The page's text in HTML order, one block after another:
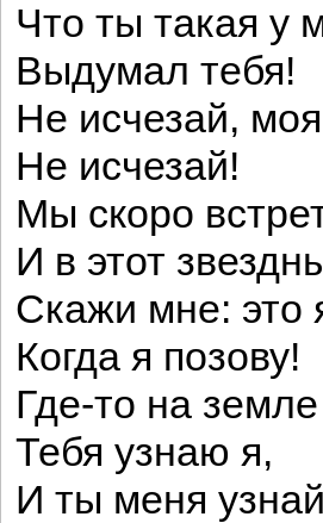
Что ты такая у
Выдумал тебя!
Не исчезай,
Не исчезай!
Мы скоро
И в этот
Скажи мне: это
Когда я позову!
Где-то на земле
Тебя узнаю я,
И ты меня